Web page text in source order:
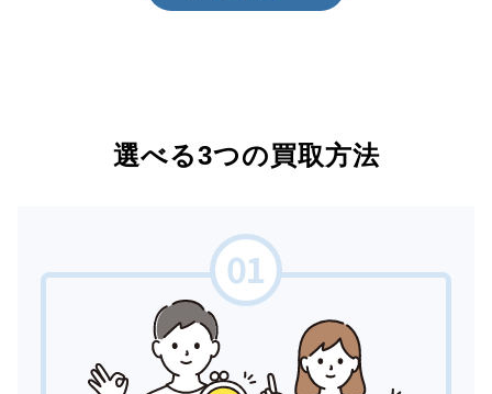
選べる3つの買取方法